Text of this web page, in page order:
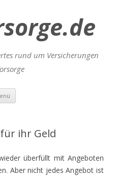
rund um Versicherungen
Zum
springen
ihr Geld
überfüllt mit Angeboten
Aber nicht jedes Angebot ist